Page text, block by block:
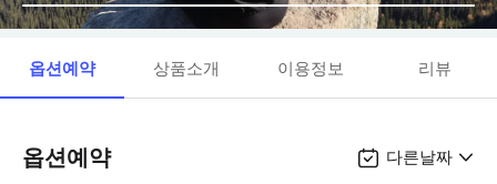
옵션예약 상품소개 이용정보 리뷰
옵션예약 다른날짜